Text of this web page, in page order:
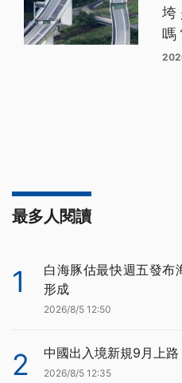
垮
嗎
最多人閱讀
1
白海豚估最快週五發布
形成
2026/8/5 12:50
2 中國出入境新規9月上
2026/8/5 12:35